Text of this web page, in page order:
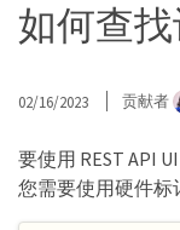
如何查
02/16/2023 贡献者
要使用 REST API
您需要使用硬件标